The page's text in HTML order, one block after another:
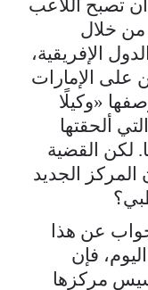
تصبح اللاعب
من خلال
الإفريقية،
على الإمارات
«وكيلًا
ألحقتها
لكن القضية
المركز الجديد
عن هذا
فإن
مركزها